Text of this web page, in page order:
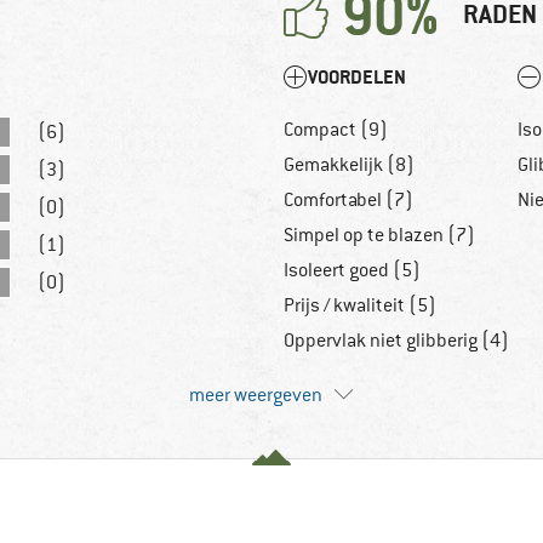
(6)
(3)
(0)
(1)
(0)
VOORDELEN
Compact (9)
Gemakkelijk (8)
Comfortabel (7)
Simpel op te blazen (7)
Isoleert goed (5)
Prijs / kwaliteit (5)
Oppervlak niet glibberig (4)
meer weergeven